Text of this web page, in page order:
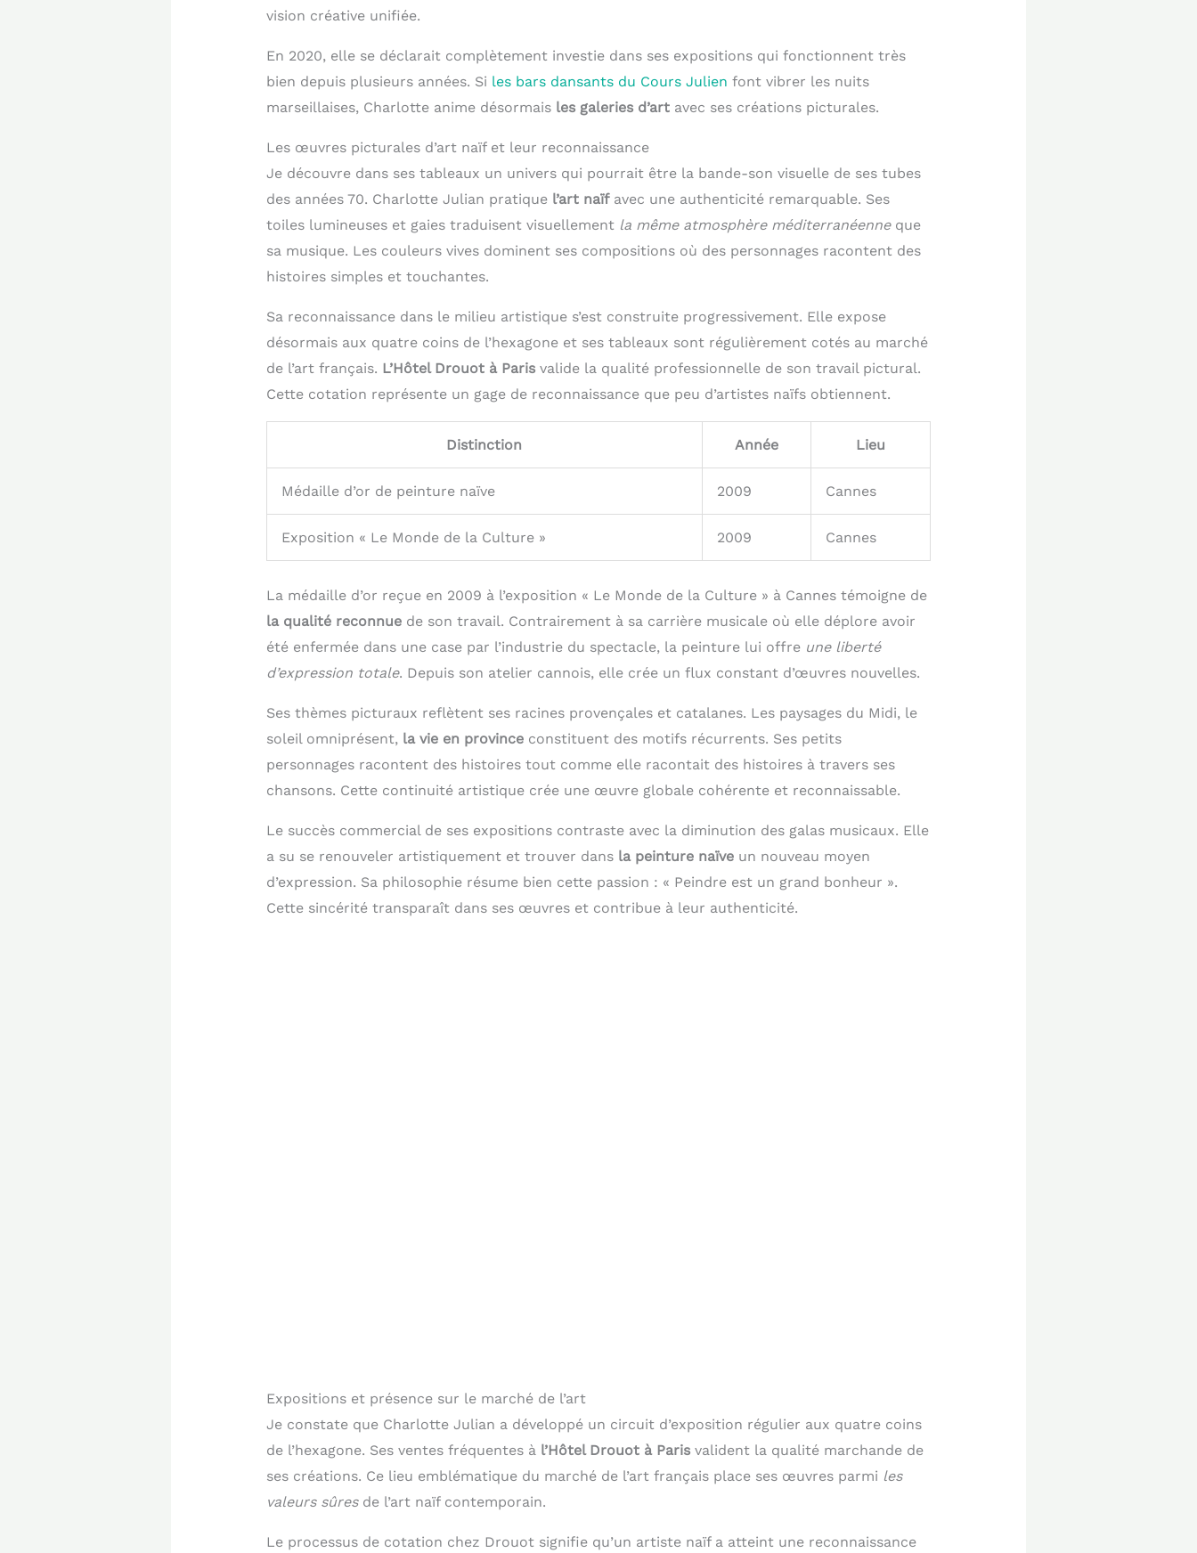
vision créative unifiée.
En 2020, elle se déclarait complètement investie dans ses expositions qui fonctionnent très
bien depuis plusieurs années. Si les bars dansants du Cours Julien font vibrer les nuits
marseillaises, Charlotte anime désormais les galeries d’artavec ses créations picturales.
Les œuvres picturales d’art naïf et leur reconnaissance
Je découvre dans ses tableaux un univers qui pourrait être la bande-son visuelle de ses tubes
des années 70. Charlotte Julian pratique l’art naïfavec une authenticité remarquable. Ses
toiles lumineuses et gaies traduisent visuellement la même atmosphère méditerranéenneque
sa musique. Les couleurs vives dominent ses compositions où des personnages racontent des
histoires simples et touchantes.
Sa reconnaissance dans le milieu artistique s’est construite progressivement. Elle expose
désormais aux quatre coins de l’hexagone et ses tableaux sont régulièrement cotés au marché
de l’art français. L’Hôtel Drouot à Parisvalide la qualité professionnelle de son travail pictural.
Cette cotation représente un gage de reconnaissance que peu d’artistes naïfs obtiennent.
Distinction Année Lieu
Médaille d’or de peinture naïve 2009 Cannes
Exposition « Le Monde de la Culture » 2009 Cannes
La médaille d’or reçue en 2009 à l’exposition « Le Monde de la Culture » à Cannes témoigne de
la qualité reconnuede son travail. Contrairement à sa carrière musicale où elle déplore avoir
été enfermée dans une case par l’industrie du spectacle, la peinture lui offre une liberté
d’expression totale. Depuis son atelier cannois, elle crée un flux constant d’œuvres nouvelles.
Ses thèmes picturaux reflètent ses racines provençales et catalanes. Les paysages du Midi, le
soleil omniprésent, la vie en provinceconstituent des motifs récurrents. Ses petits
personnages racontent des histoires tout comme elle racontait des histoires à travers ses
chansons. Cette continuité artistique crée une œuvre globale cohérente et reconnaissable.
Le succès commercial de ses expositions contraste avec la diminution des galas musicaux. Elle
a su se renouveler artistiquement et trouver dans la peinture naïveun nouveau moyen
d’expression. Sa philosophie résume bien cette passion : « Peindre est un grand bonheur ».
Cette sincérité transparaît dans ses œuvres et contribue à leur authenticité.
Expositions et présence sur le marché de l’art
Je constate que Charlotte Julian a développé un circuit d’exposition régulier aux quatre coins
de l’hexagone. Ses ventes fréquentes à l’Hôtel Drouot à Parisvalident la qualité marchande de
ses créations. Ce lieu emblématique du marché de l’art français place ses œuvres parmi les
valeurs sûresde l’art naïf contemporain.
Le processus de cotation chez Drouot signifie qu’un artiste naïf a atteint une reconnaissance